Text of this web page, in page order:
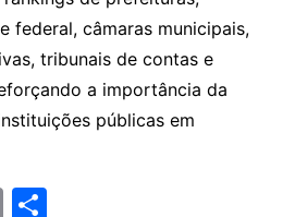
federal, câmaras municipais,
tribunais de contas e
a importância da
públicas em
E S